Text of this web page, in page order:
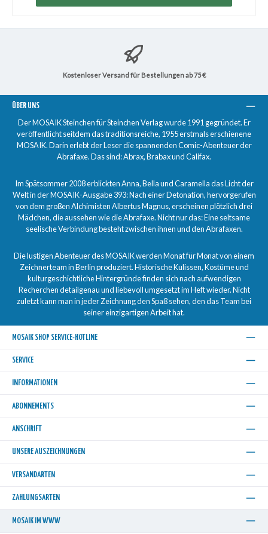
Kostenloser Versand für Bestellungen ab 75 €
ÜBER UNS
Der MOSAIK Steinchen für Steinchen Verlag wurde 1991 gegründet. Er
veröffentlicht seitdem das traditionsreiche, 1955 erstmals erschienene
MOSAIK. Darin erlebt der Leser die spannenden Comic-Abenteuer der
Abrafaxe. Das sind: Abrax, Brabax und Califax.
Im Spätsommer 2008 erblickten Anna, Bella und Caramella das Licht der
Welt in der MOSAIK-Ausgabe 393: Nach einer Detonation, hervorgerufen
von dem großen Alchimisten Albertus Magnus, erscheinen plötzlich drei
Mädchen, die aussehen wie die Abrafaxe. Nicht nur das: Eine seltsame
seelische Verbindung besteht zwischen ihnen und den Abrafaxen.
Die lustigen Abenteuer des MOSAIK werden Monat für Monat von einem
Zeichnerteam in Berlin produziert. Historische Kulissen, Kostüme und
kulturgeschichtliche Hintergründe finden sich nach aufwendigen
Recherchen detailgenau und liebevoll umgesetzt im Heft wieder. Nicht
zuletzt kann man in jeder Zeichnung den Spaß sehen, den das Team bei
seiner einzigartigen Arbeit hat.
MOSAIK SHOP SERVICE-HOTLINE
SERVICE
INFORMATIONEN
ABONNEMENTS
ANSCHRIFT
UNSERE AUSZEICHNUNGEN
VERSANDARTEN
ZAHLUNGSARTEN
MOSAIK IM WWW